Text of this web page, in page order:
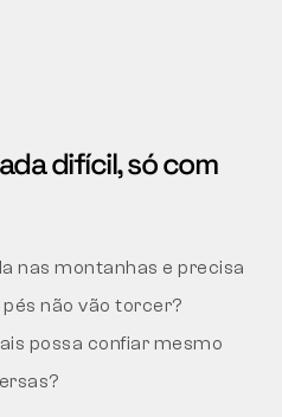
difícil, só com
nas montanhas e precisa
não vão torcer?
possa confiar mesmo